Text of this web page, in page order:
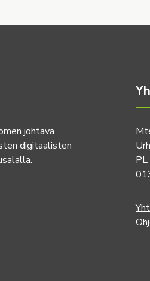
johtava
digitaalisten